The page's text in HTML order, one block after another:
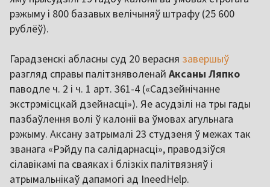
рэжыму і 800 базавых велічыняў штрафу (25 600
рублёў).
Гарадзенскі абласны суд 20 верасня завершыў
разгляд справы палітзняволенай Аксаны Ляпко
паводле ч. 2 і ч. 1 арт. 361-4 («Садзейнічанне
экстрэмісцкай дзейнасці»). Яе асудзілі на тры гады
пазбаўлення волі ў калоніі ва ўмовах агульнага
рэжыму. Аксану затрымалі 23 студзеня ў межах так
званага «Рэйду па салідарнасці», праводзіўся
сілавікамі па сваяках і блізкіх палітвязняў і
атрымальнікаў дапамогі ад IneedHelp.